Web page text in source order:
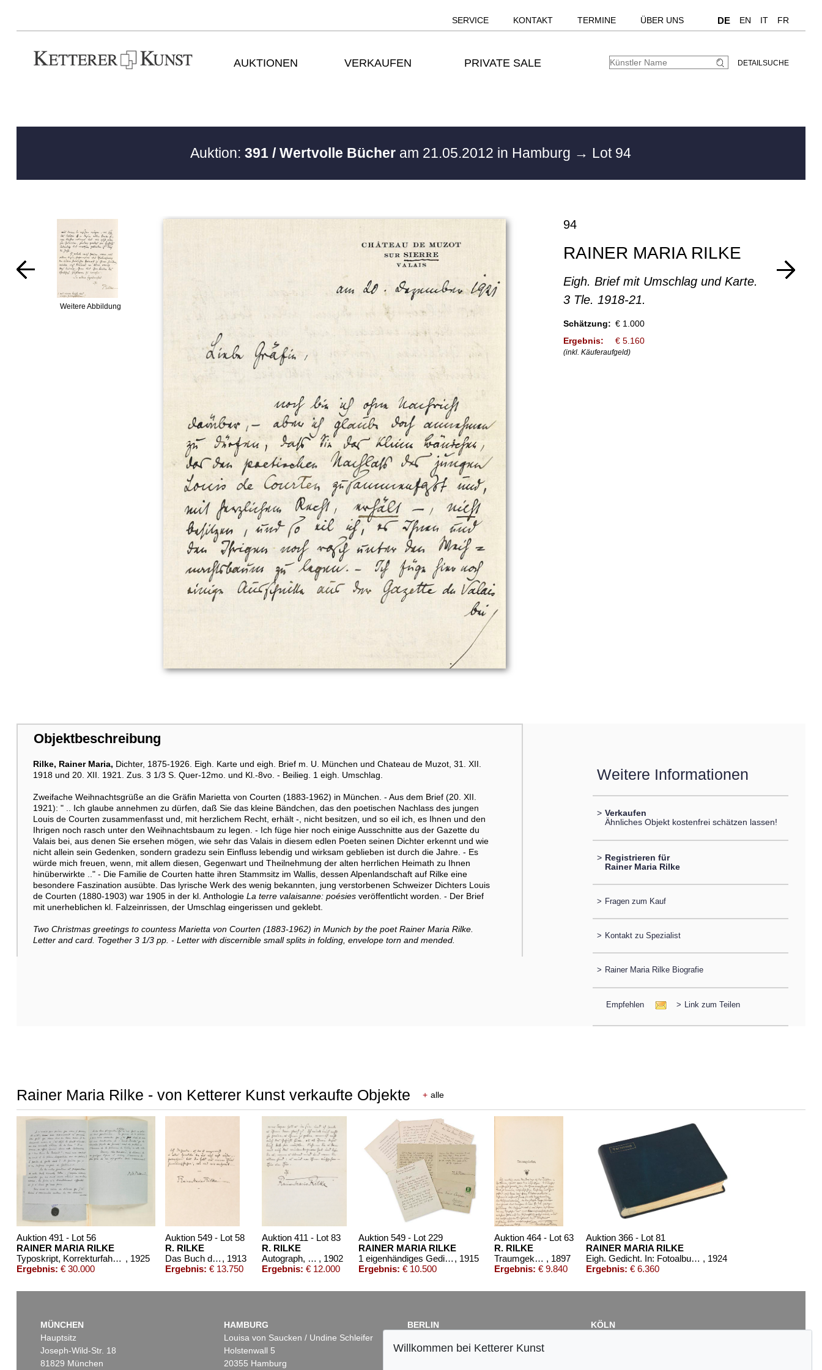
SERVICE KONTAKT TERMINE ÜBER UNS DE EN IT FR
AUKTIONEN VERKAUFEN PRIVATE SALE DETAILSUCHE
Auktion:391 / Wertvolle Bücher am 21.05.2012 in Hamburg → Lot 94
Weitere Abbildung
94
RAINER MARIA RILKE
Eigh. Brief mit Umschlag und Karte.
3 Tle. 1918-21.
Schätzung: € 1.000
Ergebnis:
€ 5.160
(inkl. Käuferaufgeld)
Objektbeschreibung
Rilke, Rainer Maria, Dichter, 1875-1926. Eigh. Karte und eigh. Brief m. U. München und Chateau de Muzot, 31. XII.
1918 und 20. XII. 1921. Zus. 3 1/3 S. Quer-12mo. und Kl.-8vo. - Beilieg. 1 eigh. Umschlag.
Zweifache Weihnachtsgrüße an die Gräfin Marietta von Courten (1883-1962) in München. - Aus dem Brief (20. XII.
1921): " .. Ich glaube annehmen zu dürfen, daß Sie das kleine Bändchen, das den poetischen Nachlass des jungen
Louis de Courten zusammenfasst und, mit herzlichem Recht, erhält -, nicht besitzen, und so eil ich, es Ihnen und den
Ihrigen noch rasch unter den Weihnachtsbaum zu legen. - Ich füge hier noch einige Ausschnitte aus der Gazette du
Valais bei, aus denen Sie ersehen mögen, wie sehr das Valais in diesem edlen Poeten seinen Dichter erkennt und wie
nicht allein sein Gedenken, sondern gradezu sein Einfluss lebendig und wirksam geblieben ist durch die Jahre. - Es
würde mich freuen, wenn, mit allem diesen, Gegenwart und Theilnehmung der alten herrlichen Heimath zu Ihnen
hinüberwirkte .." - Die Familie de Courten hatte ihren Stammsitz im Wallis, dessen Alpenlandschaft auf Rilke eine
besondere Faszination ausübte. Das lyrische Werk des wenig bekannten, jung verstorbenen Schweizer Dichters Louis
de Courten (1880-1903) war 1905 in der kl. Anthologie La terre valaisanne: poésiesveröffentlicht worden. - Der Brief
mit unerheblichen kl. Falzeinrissen, der Umschlag eingerissen und geklebt.
Two Christmas greetings to countess Marietta von Courten (1883-1962) in Munich by the poet Rainer Maria Rilke.
Letter and card. Together 3 1/3 pp. - Letter with discernible small splits in folding, envelope torn and mended.
Weitere Informationen
> Verkaufen
Ähnliches Objekt kostenfrei schätzen lassen!
> Registrieren für
Rainer Maria Rilke
> Fragen zum Kauf
> Kontakt zu Spezialist
> Rainer Maria Rilke Biografie
Empfehlen > Link zum Teilen
Rainer Maria Rilke - von Ketterer Kunst verkaufte Objekte + alle
Auktion 491 - Lot 56
RAINER MARIA RILKE
Typoskript, Korrekturfahnen, 6 Briefe und 1 eigh. Gedicht zu "Les Roses", in 1 Band , 1925
Ergebnis: € 30.000
Auktion 549 - Lot 58
R. RILKE
Das Buch der Bilder. Mit Widmungsgedicht , 1913
Ergebnis: € 13.750
Auktion 411 - Lot 83
R. RILKE
Autograph, Haseldorf 1902. , 1902
Ergebnis: € 12.000
Auktion 549 - Lot 229
RAINER MARIA RILKE
1 eigenhändiges Gedicht, 2 eigh. Briefe, 1 eigh. Abschrift und 1 Typoskript , 1915
Ergebnis: € 10.500
Auktion 464 - Lot 63
R. RILKE
Traumgekrönt , 1897
Ergebnis: € 9.840
Auktion 366 - Lot 81
RAINER MARIA RILKE
Eigh. Gedicht. In: Fotoalbum Yachting. 1924. , 1924
Ergebnis: € 6.360
MÜNCHEN
Hauptsitz
Joseph-Wild-Str. 18
81829 München
HAMBURG
Louisa von Saucken / Undine Schleifer
Holstenwall 5
20355 Hamburg
BERLIN
Fasanenstr. 70
KÖLN
Willkommen bei Ketterer Kunst